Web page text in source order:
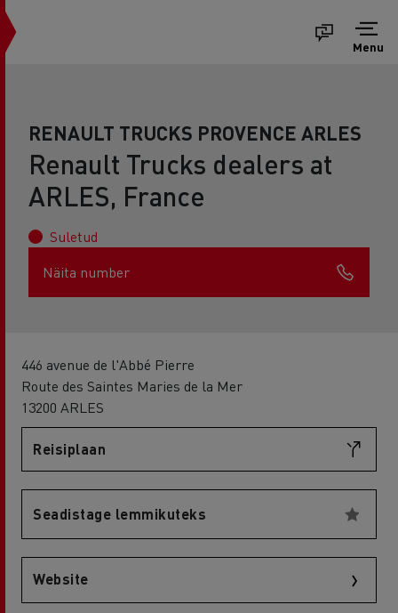
Menu
RENAULT TRUCKS PROVENCE ARLES
Renault Trucks dealers at
ARLES, France
Suletud
Näita number
446 avenue de l'Abbé Pierre
Route des Saintes Maries de la Mer
13200 ARLES
Reisiplaan
Seadistage lemmikuteks
Website